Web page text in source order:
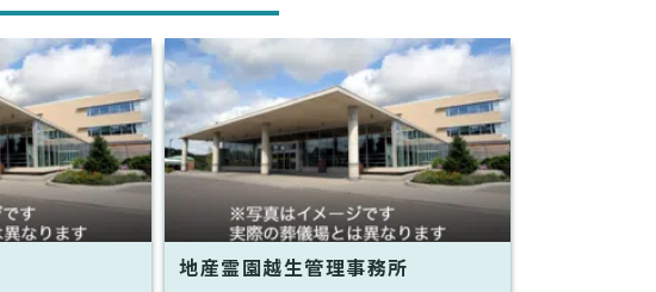
地産霊園越生管理事務所